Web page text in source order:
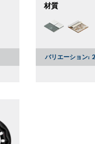
材質
バリエーション: 2